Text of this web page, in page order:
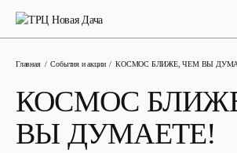
Главная События и акции КОСМОС БЛИЖЕ, ЧЕМ ВЫ
КОСМОС
ВЫ ДУМАЕТЕ!